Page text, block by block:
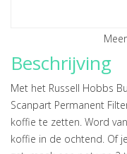
Beschrijving
Met het Russell Hobbs
Scanpart Permanent
koffie te zetten. Word
koffie in de ochtend. Of